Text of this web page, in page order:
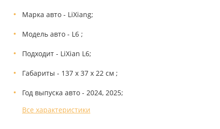
Марка авто - LiXiang;
Модель авто - L6 ;
Подходит - LiXian L6;
Габариты - 137 х 37 х 22 см ;
Год выпуска авто - 2024, 2025;
Все характеристики